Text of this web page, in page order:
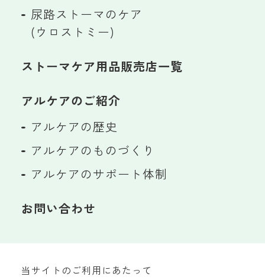
尿路ストーマのケア
(ウロストミー)
ストーマケア用品販売店一覧
アルケアのご紹介
アルケアの歴史
アルケアのものづくり
アルケアのサポート体制
お問い合わせ
当サイトのご利用にあたって